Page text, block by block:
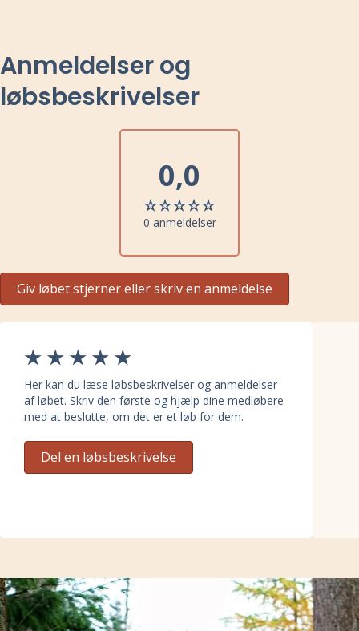
Anmeldelser og
løbsbeskrivelser
0,0
0 anmeldelser
Giv løbet stjerner eller skriv en anmeldelse
Her kan du læse løbsbeskrivelser og anmeldelser
af løbet. Skriv den første og hjælp dine medløbere
med at beslutte, om det er et løb for dem.
Del en løbsbeskrivelse